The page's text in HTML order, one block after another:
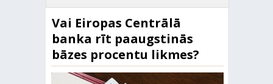
Vai Eiropas Centrālā
banka rīt paaugstinās
bāzes procentu likmes?